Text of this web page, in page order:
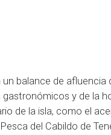
balance de afluencia
y de la
de la isla, como el
del Cabildo de